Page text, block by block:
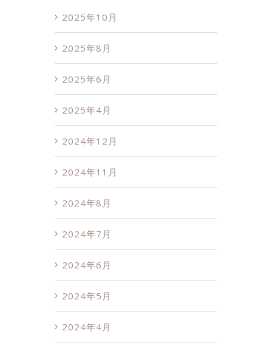
2025年10月
2025年8月
2025年6月
2025年4月
2024年12月
2024年11月
2024年8月
2024年7月
2024年6月
2024年5月
2024年4月